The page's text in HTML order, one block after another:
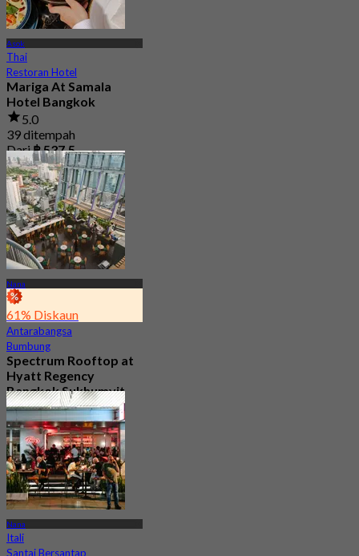
Asok
Thai
Restoran Hotel
Mariga At Samala
Hotel Bangkok
5.0
39 ditempah
Dari฿ 537.5
Nana
61% Diskaun
Antarabangsa
Bumbung
Spectrum Rooftop at
Hyatt Regency
Bangkok Sukhumvit
4.8
9.9K ditempah
Dari฿ 499.5
Nana
Itali
Santai Bersantap